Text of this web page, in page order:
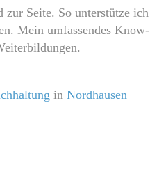
zur Seite. So unterstütze ich
Mein umfassendes Know-
in Nordhausen